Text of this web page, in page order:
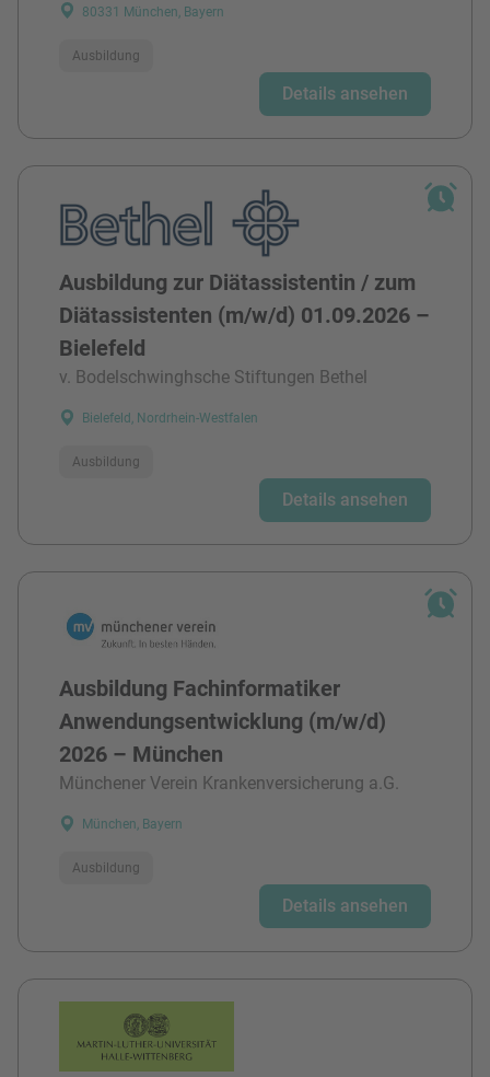
80331 München, Bayern
Ausbildung
Details ansehen
Ausbildung zur Diätassistentin / zum
Diätassistenten (m/w/d) 01.09.2026 –
Bielefeld
v. Bodelschwinghsche Stiftungen Bethel
Bielefeld, Nordrhein-Westfalen
Ausbildung
Details ansehen
Ausbildung Fachinformatiker
Anwendungsentwicklung (m/w/d)
2026 – München
Münchener Verein Krankenversicherung a.G.
München, Bayern
Ausbildung
Details ansehen